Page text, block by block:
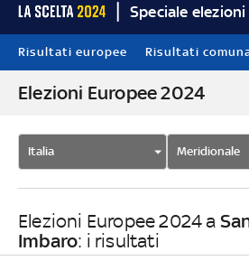
Speciale
Risultati europee Risultati
Elezioni Europee 2024
Italia Meridionale
Elezioni Europee 2024 a
Imbaro: i risultati